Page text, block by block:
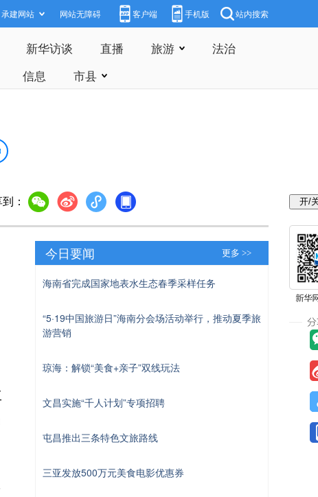
承建网站 网站无障碍 客户端 手机版 站内搜索
新华访谈 直播 旅游
法治
信息 市县
：
今日要闻 更多 >>
海南省完成国家地表水生态春季采样任务
“5·19中国旅游日”海南分会场活动举行，推动夏季旅
游营销
琼海：解锁“美食+亲子”双线玩法
文昌实施“千人计划”专项招聘
屯昌推出三条特色文旅路线
三亚发放500万元美食电影优惠券